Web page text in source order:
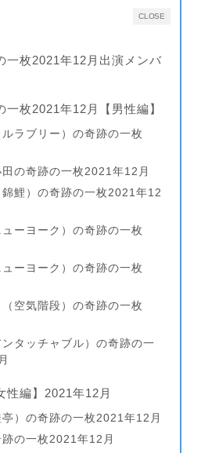
CLOSE
一枚2021年12月出演メンバ
一枚2021年12月【男性編】
ラブリー）の奇跡の一枚
の奇跡の一枚2021年12月
鯉）の奇跡の一枚2021年12
ーヨーク）の奇跡の一枚
ーヨーク）の奇跡の一枚
空気階段）の奇跡の一枚
タッチャブル）の奇跡の一
性編】2021年12月
）の奇跡の一枚2021年12月
の一枚2021年12月